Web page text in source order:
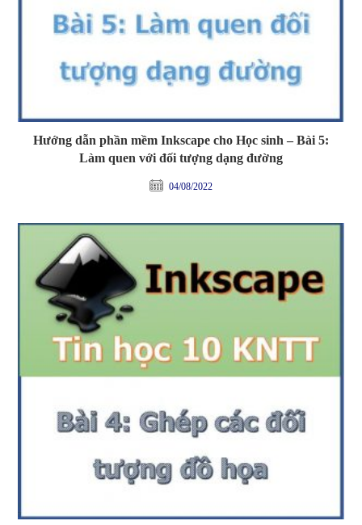
Hướng dẫn phần mềm Inkscape cho Học sinh – Bài 5:
Làm quen với đối tượng dạng đường
04/08/2022